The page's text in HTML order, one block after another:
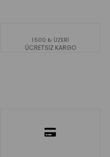
1.500 ₺ ÜZERİ
ÜCRETSİZ KARGO